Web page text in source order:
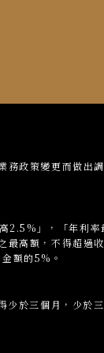
政策變更而做出
2.5%」，「年利
高額，不得超過
額的5%。
於三個月，少於